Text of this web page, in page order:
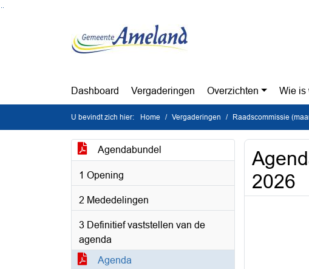
Dashboard Vergaderingen Overzichten Wie is
U bevindt zich hier: Home Vergaderingen Raadscommissie
Agendabundel
1 Opening
2 Mededelingen
3 Definitief vaststellen van de
agenda
Agenda
2026